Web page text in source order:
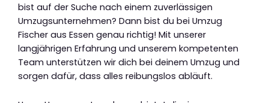
bist auf der Suche nach einem zuverlässigen
Umzugsunternehmen? Dann bist du bei Umzug
Fischer aus Essen genau richtig! Mit unserer
langjährigen Erfahrung und unserem kompetenten
Team unterstützen wir dich bei deinem Umzug und
sorgen dafür, dass alles reibungslos abläuft.